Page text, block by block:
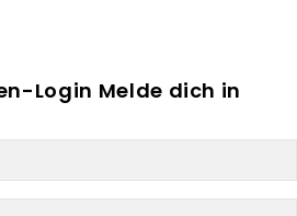
Login Melde dich in